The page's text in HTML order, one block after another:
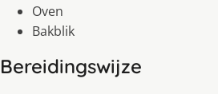
Oven
Bakblik
Bereidingswijze